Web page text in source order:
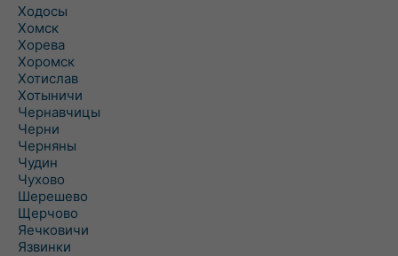
Ходосы
Хомск
Хорева
Хоромск
Хотислав
Хотыничи
Чернавчицы
Черни
Черняны
Чудин
Чухово
Шерешево
Щерчово
Яечковичи
Язвинки